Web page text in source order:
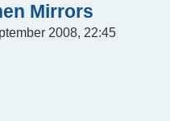
Mirrors
2008, 22:45